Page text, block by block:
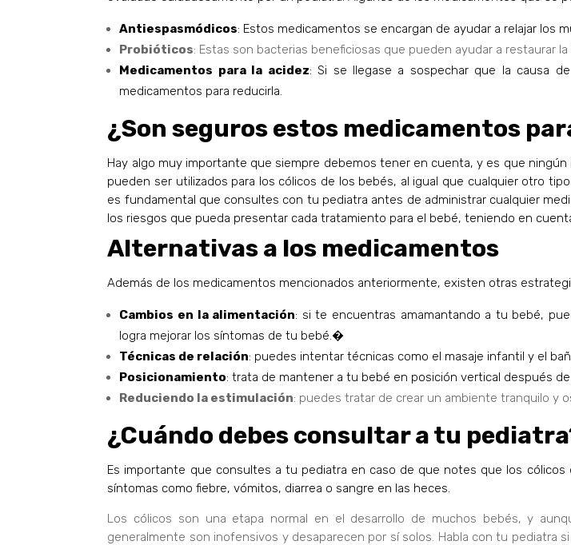
Antiespasmódicos: Estos medicamentos se encargan de ayudar a relajar los
Probióticos: Estas son bacterias beneficiosas que pueden ayudar a restaurar
Medicamentos para la acidez: Si se llegase a sospechar que la causa
medicamentos para reducirla.
¿Son seguros estos medicamentos
Hay algo muy importante que siempre debemos tener en cuenta, y es que
pueden ser utilizados para los cólicos de los bebés, al igual que cualquier otro
es fundamental que consultes con tu pediatra antes de administrar cualquier
los riesgos que pueda presentar cada tratamiento para el bebé, teniendo en
Alternativas a los medicamentos
Además de los medicamentos mencionados anteriormente, existen otras
Cambios en la alimentación: si te encuentras amamantando a tu bebé,
logra mejorar los síntomas de tu bebé.�
Técnicas de relación: puedes intentar técnicas como el masaje infantil y el
Posicionamiento: trata de mantener a tu bebé en posición vertical después
Reduciendo la estimulación: puedes tratar de crear un ambiente tranquilo y
¿Cuándo debes consultar a tu
Es importante que consultes a tu pediatra en caso de que notes que los
síntomas como fiebre, vómitos, diarrea o sangre en las heces.
Los cólicos son una etapa normal en el desarrollo de muchos bebés, y
generalmente son inofensivos y desaparecen por sí solos. Habla con tu pediatra